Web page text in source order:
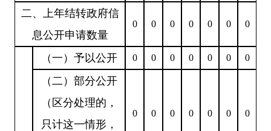
二、上年结转政府信
息公开申请数量
0 0 0 0 0 0 0
（一）予以公开 0 0 0 0 0 0 0
（二）部分公开
（区分处理的，
只计这一情形，
0 0 0 0 0 0 0